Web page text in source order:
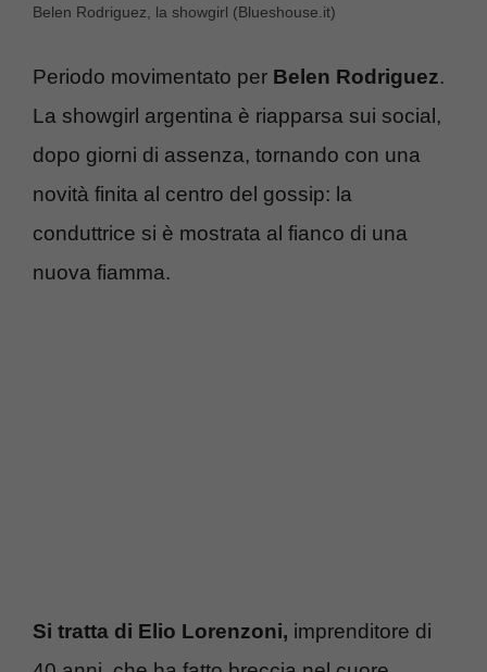
Belen Rodriguez, la showgirl (Blueshouse.it)
Periodo movimentato per Belen Rodriguez.
La showgirl argentina è riapparsa sui social,
dopo giorni di assenza, tornando con una
novità finita al centro del gossip: la
conduttrice si è mostrata al fianco di una
nuova fiamma.
Si tratta di Elio Lorenzoni, imprenditore di